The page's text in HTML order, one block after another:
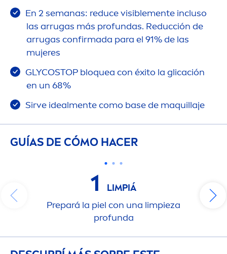
En 2 semanas: reduce visiblemente incluso
las arrugas más profundas. Reducción de
arrugas confirmada para el 91% de las
mujeres
GLYCOSTOP bloquea con éxito la glicación
en un 68%
Sirve idealmente como base de maquillaje
GUÍAS DE CÓMO HACER
1
LIMPIÁ
Prepará la piel con una limpieza
profunda